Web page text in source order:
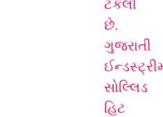
ટકેલી
છે.
ગુજરાતી
સોલ્લિડ
હિટ